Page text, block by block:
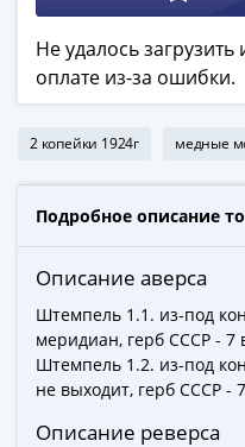
золотые
Города
трудовой
Города-
столицы
Европы
Наборы
коллекции
Монеты
СССР
Не удалось
оплате из-за ошибки.
2 копейки 1924г медные
Подробное описание
Описание аверса
Штемпель 1.1. из-под
меридиан, герб СССР - 7
Штемпель 1.2. из-под
не выходит, герб СССР -
Описание реверса